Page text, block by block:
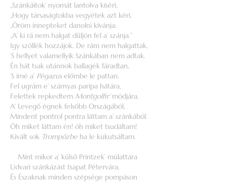
„Szánkáitok’ nyomát lantolva kíséri,
„Hogy társaságtokba vegyétek azt kéri,
„Öröm innepteket danolni kívánja:
„A’ ki rá nem halgat dűljön fel a’ szánja.”
Igy szóllék hozzájok. De rám nem halgattak,
’S hellyet valamellyik Szánkában nem adtak.
Én hát tsak utánnok ballagék fáradtan,
’S ímé a’ Pégazuselőmbe le pattan.
Fel ugrám e’ szárnyas paripa hátára,
Felettek repkedtem Montgolfir’módjára.
A’ Levegő égnek felsőbb Országából,
Mindent pontrol pontra láttam a’ szánkából.
Óh miket láttam én! óh miket tsudáltam!
Kivált sok Trompőzbe ha le kukutsáltam.
Mint mikor a’ kűlső Printzek’ múlattára
Udvari szánkázást tsapat Pétervára,
És Északnak minden szépsége pompáson